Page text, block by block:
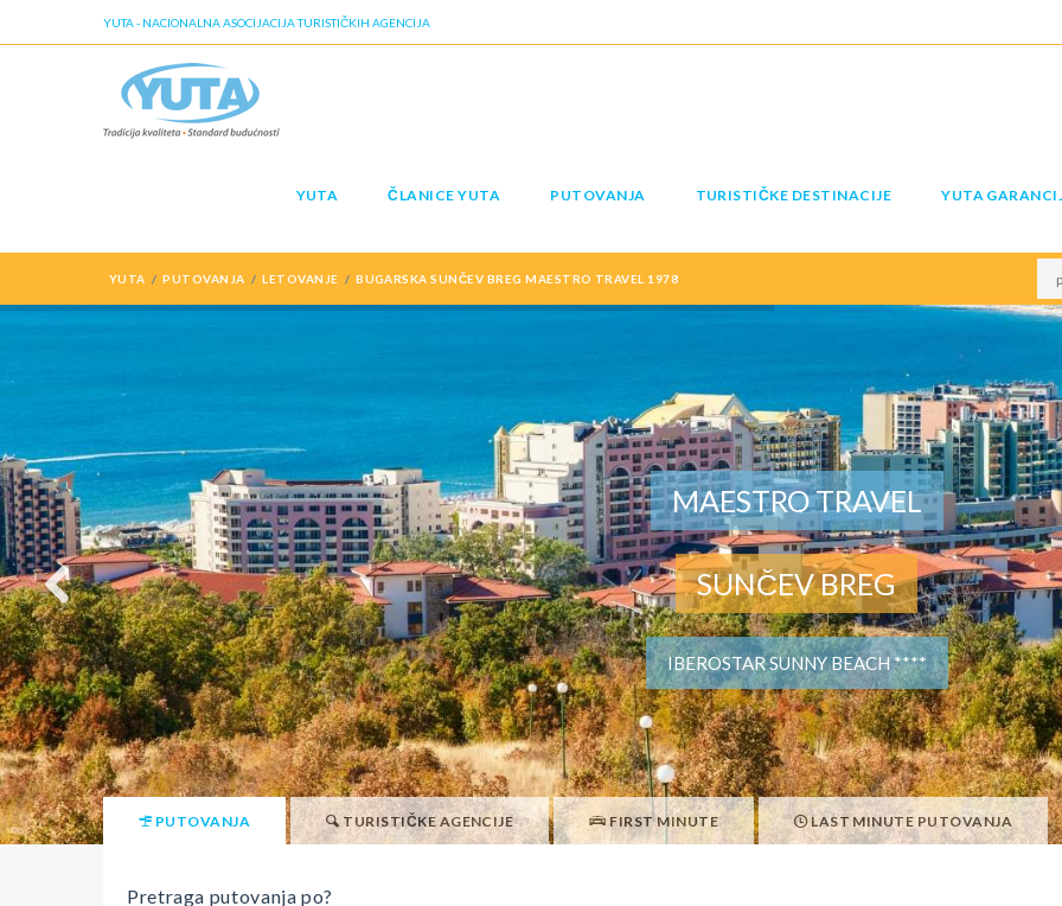
YUTA - NACIONALNA ASOCIJACIJA TURISTIČKIH AGENCIJA
YUTA ČLANICE YUTA PUTOVANJA TURISTIČKE DESTINACIJE YUTA
YUTA PUTOVANJA LETOVANJE BUGARSKA SUNČEV BREG MAESTRO TRAVEL 1978
MAESTRO TRAVEL
SUNČEV BREG
IBEROSTAR SUNNY BEACH ****
PUTOVANJA TURISTIČKE AGENCIJE FIRST MINUTE LAST MINUTE PUTOVANJA
Pretraga putovanja po?